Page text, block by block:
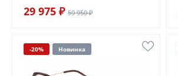
29 975 ₽ 59 950 ₽
-20% Новинка